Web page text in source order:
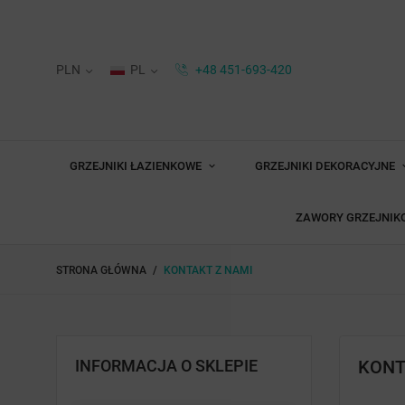
PLN PL +48 451-693-420
GRZEJNIKI ŁAZIENKOWE GRZEJNIKI DEKORACYJNE
ZAWORY
STRONA GŁÓWNA KONTAKT Z NAMI
INFORMACJA O SKLEPIE